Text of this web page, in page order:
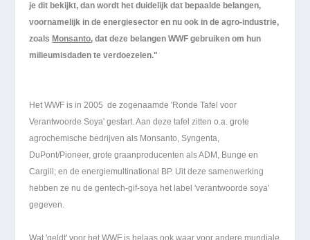
je dit bekijkt, dan wordt het duidelijk dat bepaalde belangen,
voornamelijk in de energiesector en nu ook in de agro-industrie,
zoals Monsanto, dat deze belangen WWF gebruiken om hun
milieumisdaden te verdoezelen."
Het WWF is in 2005 de zogenaamde 'Ronde Tafel voor
Verantwoorde Soya' gestart. Aan deze tafel zitten o.a. grote
agrochemische bedrijven als Monsanto, Syngenta,
DuPont/Pioneer, grote graanproducenten als ADM, Bunge en
Cargill; en de energiemultinational BP. Uit deze samenwerking
hebben ze nu de gentech-gif-soya het label 'verantwoorde soya'
gegeven.
Wat 'geldt' voor het WWF is helaas ook waar voor andere mundiale